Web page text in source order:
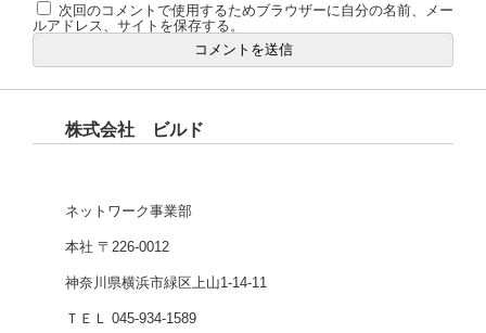
次回のコメントで使用するためブラウザーに自分の名前、メー
ルアドレス、サイトを保存する。
株式会社 ビルド
ネットワーク事業部
本社 〒226-0012
神奈川県横浜市緑区上山1-14-11
ＴＥＬ 045-934-1589